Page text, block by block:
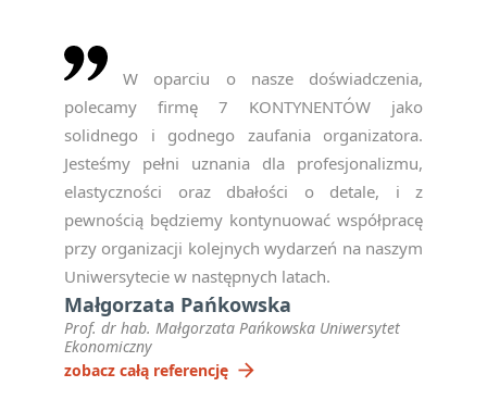
W oparciu o nasze doświadczenia,
polecamy firmę 7 KONTYNENTÓW jako
solidnego i godnego zaufania organizatora.
Jesteśmy pełni uznania dla profesjonalizmu,
elastyczności oraz dbałości o detale, i z
pewnością będziemy kontynuować współpracę
przy organizacji kolejnych wydarzeń na naszym
Uniwersytecie w następnych latach.
Małgorzata Pańkowska
Prof. dr hab. Małgorzata Pańkowska Uniwersytet
Ekonomiczny
zobacz całą referencję arrow_forward